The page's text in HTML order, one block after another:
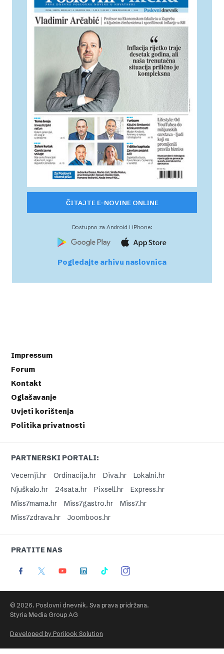
ČITAJTE E-NOVINE ONLINE
Dostupno za Android i iPhone:
Pogledajte arhivu naslovnica
Impressum
Forum
Kontakt
Oglašavanje
Uvjeti korištenja
Politika privatnosti
PARTNERSKI PORTALI:
Vecernji.hr
Ordinacija.hr Diva.hr
Lokalni.hr
Njuškalo.hr
24sata.hr Pixsell.hr
Express.hr
Miss7mama.hr
Miss7gastro.hr
Miss7.hr
Miss7zdrava.hr
Joomboos.hr
PRATITE NAS
© 2026. Poslovni dnevnik. Sva prava pridržana.
Styria Media Group AG
Developed by Porilook Solution